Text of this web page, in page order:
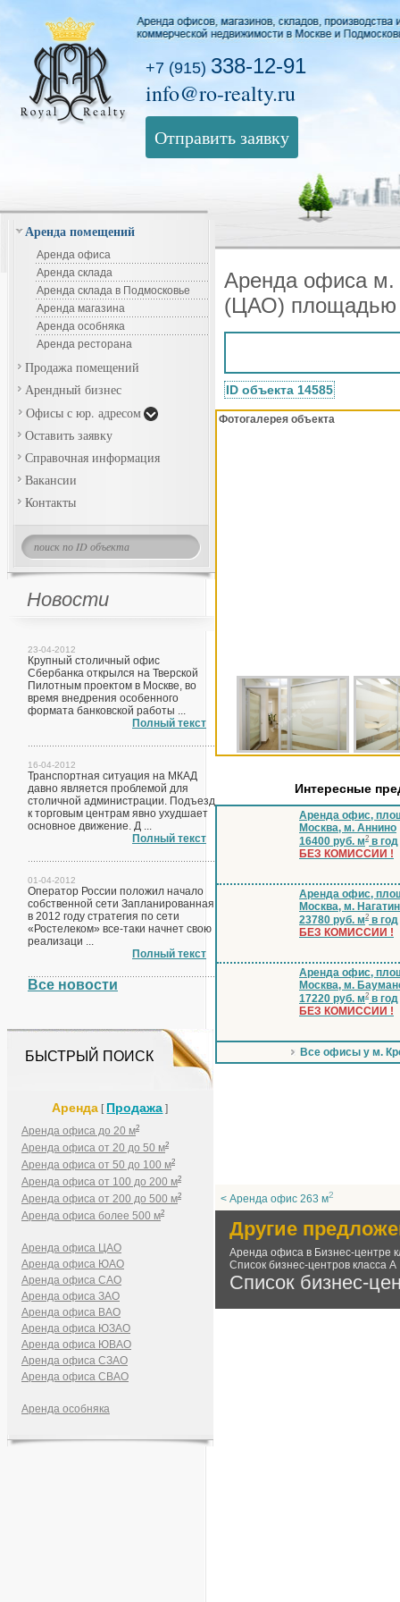
+7 (915) 338-12-91
info@ro-realty.ru
Отправить заявку
Аренда помещений
Аренда офиса
Аренда склада
Аренда склада в Подмосковье
Аренда магазина
Аренда особняка
Аренда ресторана
Продажа помещений
Арендный бизнес
Офисы с юр. адресом
Оставить заявку
Справочная информация
Вакансии
Контакты
Новости
23-04-2012
Крупный столичный офис
Сбербанка открылся на Тверской
Пилотным проектом в Москве, во
время внедрения особенного
формата банковской работы ...
Полный текст
16-04-2012
Транспортная ситуация на МКАД
давно является проблемой для
столичной администрации. Подъезд
к торговым центрам явно ухудшает
основное движение. Д ...
Полный текст
01-04-2012
Оператор России положил начало
собственной сети Запланированная
в 2012 году стратегия по сети
«Ростелеком» все-таки начнет свою
реализаци ...
Полный текст
Все новости
БЫСТРЫЙ ПОИСК
Аренда [ Продажа ]
Аренда офиса до 20 м2
Аренда офиса от 20 до 50 м2
Аренда офиса от 50 до 100 м2
Аренда офиса от 100 до 200 м2
Аренда офиса от 200 до 500 м2
Аренда офиса более 500 м2
Аренда офиса ЦАО
Аренда офиса ЮАО
Аренда офиса САО
Аренда офиса ЗАО
Аренда офиса ВАО
Аренда офиса ЮЗАО
Аренда офиса ЮВАО
Аренда офиса СЗАО
Аренда офиса СВАО
Аренда особняка
Аренда офиса м.
(ЦАО) площадью
ID объекта 14585
Фотогалерея объекта
Интересные
Аренда офис,
Москва, м. Аннино
16400 руб. м2 в год
БЕЗ КОМИССИИ !
Аренда офис,
Москва, м.
23780 руб. м2 в год
БЕЗ КОМИССИИ !
Аренда офис,
Москва, м.
17220 руб. м2 в год
БЕЗ КОМИССИИ !
Все офисы у м.
< Аренда офис 263 м2
Другие
Аренда офиса в Бизнес-центре
Список бизнес-центров класса А
Список бизнес-